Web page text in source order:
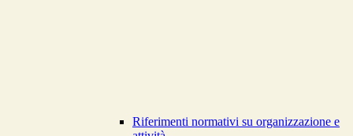
Riferimenti normativi su organizzazione e